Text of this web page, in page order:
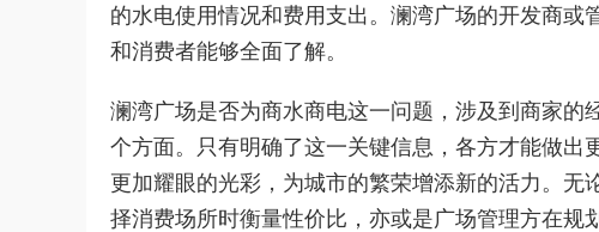
的水电使用情况和费用支出。澜湾广场的开发商
和消费者能够全面了解。
澜湾广场是否为商水商电这一问题，涉及到商家
个方面。只有明确了这一关键信息，各方才能做
更加耀眼的光彩，为城市的繁荣增添新的活力。
择消费场所时衡量性价比，亦或是广场管理方在